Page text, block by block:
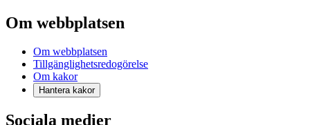
Om webbplatsen
Om webbplatsen
Tillgänglighetsredogörelse
Om kakor
Hantera kakor
Sociala medier